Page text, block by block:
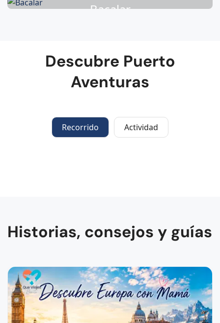
Bacalar
Descubre Puerto
Aventuras
Recorrido Actividad
Historias, consejos y guías